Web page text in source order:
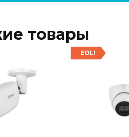
товары
EOL!